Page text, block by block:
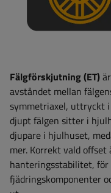
Fälgförskjutning (ET)
avståndet mellan
symmetriaxel, uttryckt
djupt fälgen sitter i
djupare i hjulhuset,
mer. Korrekt vald
hanteringsstabilitet,
fjädringskomponenter